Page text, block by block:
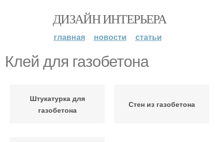
ДИЗАЙН ИНТЕРЬЕРА
главная новости статьи
Клей для газобетона
Штукатурка для
газобетона
Стен из газобетона